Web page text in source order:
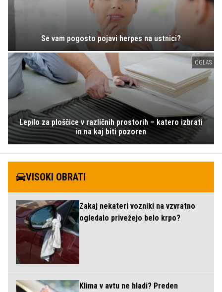
Se vam pogosto pojavi herpes na ustnici?
OGLAS
Lepilo za ploščice v različnih prostorih – katero izbrati
in na kaj biti pozoren
VISOKI OBRATI
Zakaj nekateri vozniki na vzvratno
ogledalo privežejo belo krpo?
Klima v avtu ne hladi? Preden